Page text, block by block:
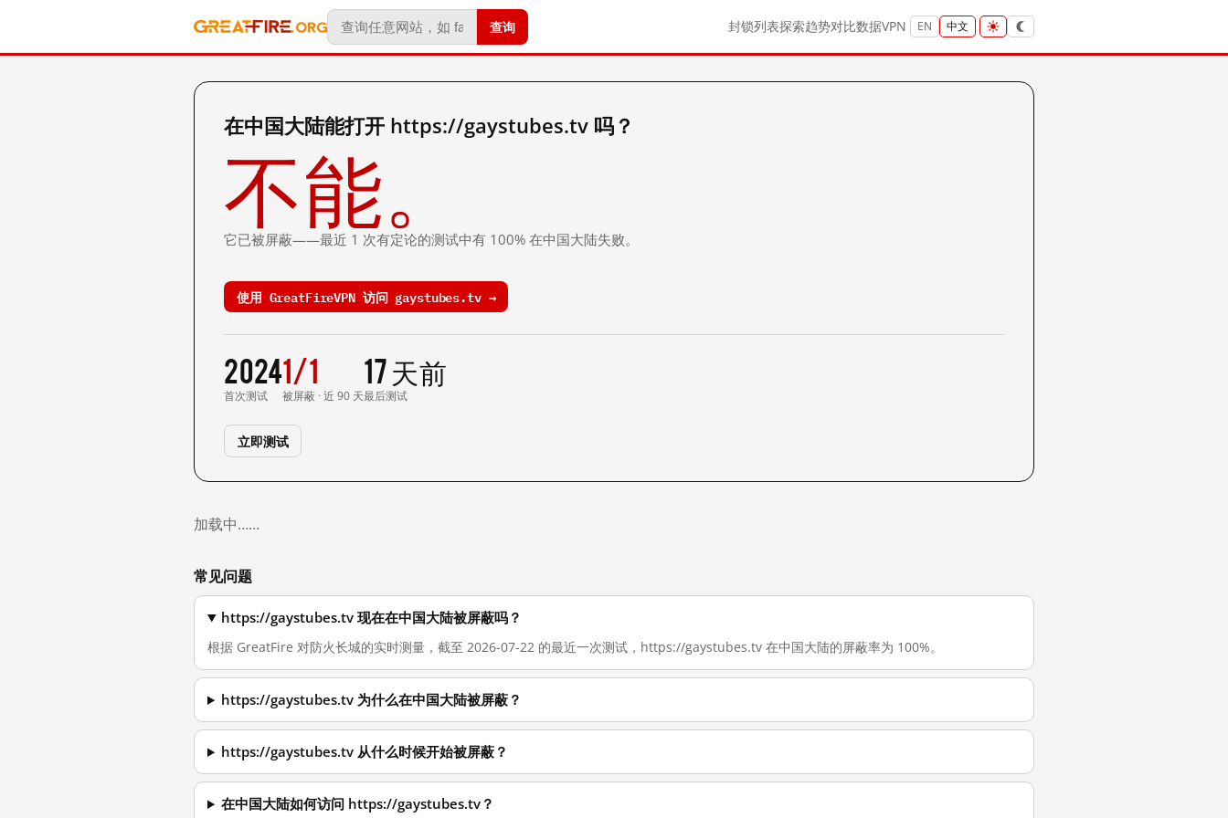
查询 封锁列表探索趋势对比数据VPN EN 中文
在中国大陆能打开 https://gaystubes.tv 吗？
不能。
它已被屏蔽——最近 1 次有定论的测试中有 100% 在中国大陆失败。
使用 GreatFireVPN 访问 gaystubes.tv →
2024
首次测试
1/1
被屏蔽 · 近 90 天
17 天前
最后测试
立即测试
加载中……
常见问题
https://gaystubes.tv 现在在中国大陆被屏蔽吗？
根据 GreatFire 对防火长城的实时测量，截至 2026-07-22 的最近一次测试，https://gaystubes.tv 在中国大陆的屏蔽率为 100%。
https://gaystubes.tv 为什么在中国大陆被屏蔽？
https://gaystubes.tv 从什么时候开始被屏蔽？
在中国大陆如何访问 https://gaystubes.tv？